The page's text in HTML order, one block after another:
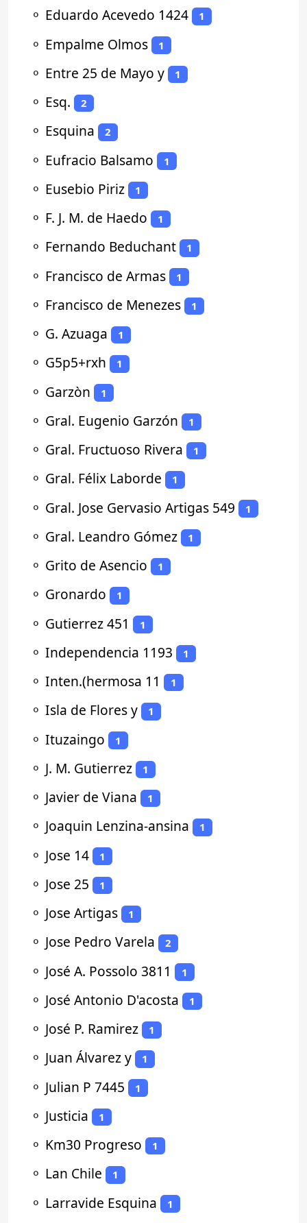
⚬ Eduardo Acevedo 1424 1
⚬ Empalme Olmos 1
⚬ Entre 25 de Mayo y 1
⚬ Esq. 2
⚬ Esquina 2
⚬ Eufracio Balsamo 1
⚬ Eusebio Piriz 1
⚬ F. J. M. de Haedo 1
⚬ Fernando Beduchant 1
⚬ Francisco de Armas 1
⚬ Francisco de Menezes 1
⚬ G. Azuaga 1
⚬ G5p5+rxh 1
⚬ Garzòn 1
⚬ Gral. Eugenio Garzón 1
⚬ Gral. Fructuoso Rivera 1
⚬ Gral. Félix Laborde 1
⚬ Gral. Jose Gervasio Artigas 549 1
⚬ Gral. Leandro Gómez 1
⚬ Grito de Asencio 1
⚬ Gronardo 1
⚬ Gutierrez 451 1
⚬ Independencia 1193 1
⚬ Inten.(hermosa 11 1
⚬ Isla de Flores y 1
⚬ Ituzaingo 1
⚬ J. M. Gutierrez 1
⚬ Javier de Viana 1
⚬ Joaquin Lenzina-ansina 1
⚬ Jose 14 1
⚬ Jose 25 1
⚬ Jose Artigas 1
⚬ Jose Pedro Varela 2
⚬ José A. Possolo 3811 1
⚬ José Antonio D'acosta 1
⚬ José P. Ramirez 1
⚬ Juan Álvarez y 1
⚬ Julian P 7445 1
⚬ Justicia 1
⚬ Km30 Progreso 1
⚬ Lan Chile 1
⚬ Larravide Esquina 1